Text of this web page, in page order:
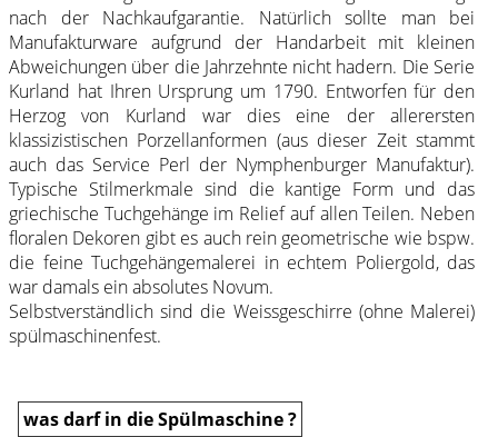
nach der Nachkaufgarantie. Natürlich sollte man bei
Manufakturware aufgrund der Handarbeit mit kleinen
Abweichungen über die Jahrzehnte nicht hadern. Die Serie
Kurland hat Ihren Ursprung um 1790. Entworfen für den
Herzog von Kurland war dies eine der allerersten
klassizistischen Porzellanformen (aus dieser Zeit stammt
auch das Service Perl der Nymphenburger Manufaktur).
Typische Stilmerkmale sind die kantige Form und das
griechische Tuchgehänge im Relief auf allen Teilen. Neben
floralen Dekoren gibt es auch rein geometrische wie bspw.
die feine Tuchgehängemalerei in echtem Poliergold, das
war damals ein absolutes Novum.
Selbstverständlich sind die Weissgeschirre (ohne Malerei)
spülmaschinenfest.
was darf in die Spülmaschine ?